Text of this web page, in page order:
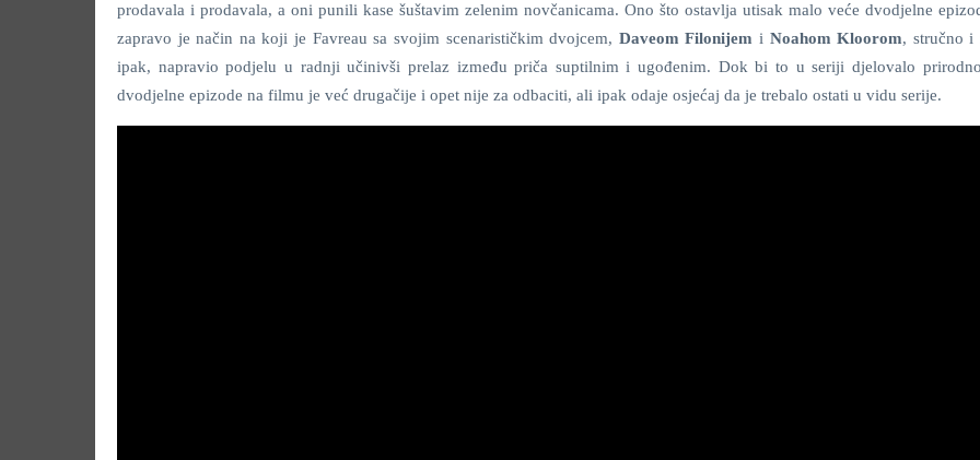
prodavala i prodavala, a oni punili kase šuštavim zelenim novčanicama. Ono što ostavlja utisak malo veće dvodjelne
zapravo je način na koji je Favreau sa svojim scenarističkim dvojcem, Daveom Filonijem i Noahom Kloorom, stručno i
ipak, napravio podjelu u radnji učinivši prelaz između priča suptilnim i ugođenim. Dok bi to u seriji djelovalo
dvodjelne epizode na filmu je već drugačije i opet nije za odbaciti, ali ipak odaje osjećaj da je trebalo ostati u vidu serije.